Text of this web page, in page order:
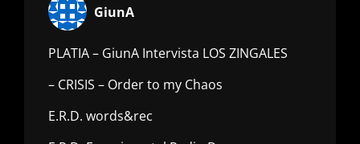
GiunA
PLATIA – GiunA Intervista LOS ZINGALES
– CRISIS – Order to my Chaos
E.R.D. words&rec